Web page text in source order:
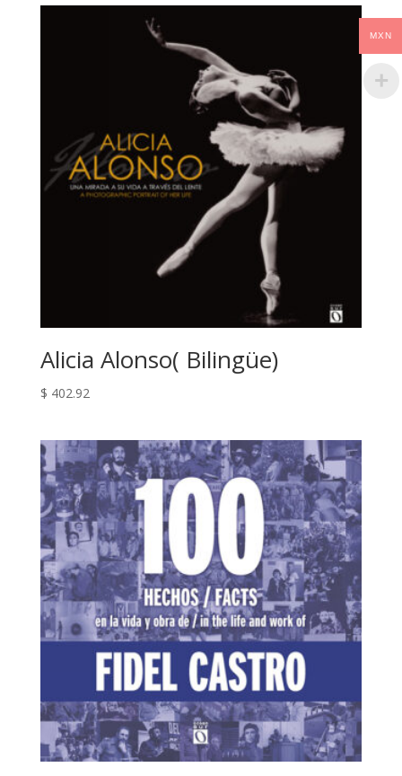
Alicia Alonso( Bilingüe)
$ 402.92
MXN